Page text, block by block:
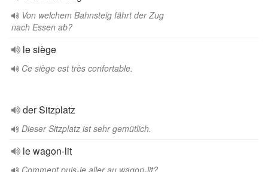
Von welchem Bahnsteig fährt der Zug
nach Essen ab?
le siège
Ce siège est très confortable.
der Sitzplatz
Dieser Sitzplatz ist sehr gemütlich.
le wagon-lit
Comment puis-je aller au wagon-lit?